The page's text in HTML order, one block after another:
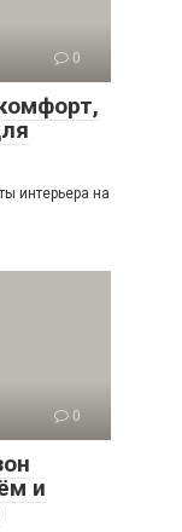
0
интерьера на
0
и